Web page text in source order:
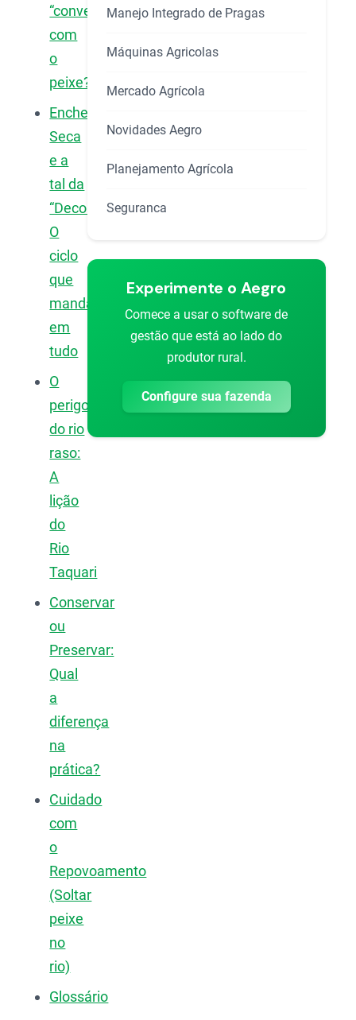
“conversam”
com
o
peixe?
Enchente,
Seca
e a
tal da
“Decoada”:
O
ciclo
que
manda
em
tudo
O
perigo
do rio
raso:
A
lição
do
Rio
Taquari
Conservar
ou
Preservar:
Qual
a
diferença
na
prática?
Cuidado
com
o
Repovoamento
(Soltar
peixe
no
rio)
Glossário
Manejo Integrado de Pragas
Máquinas Agricolas
Mercado Agrícola
Novidades Aegro
Planejamento Agrícola
Seguranca
Experimente o Aegro
Comece a usar o software de
gestão que está ao lado do
produtor rural.
Configure sua fazenda